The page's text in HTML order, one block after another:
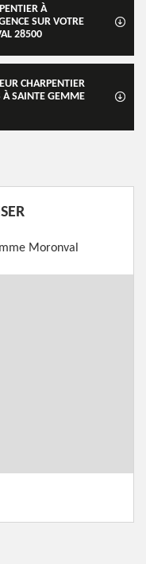
À
SUR VOTRE
28500
CHARPENTIER
À SAINTE GEMME
Moronval